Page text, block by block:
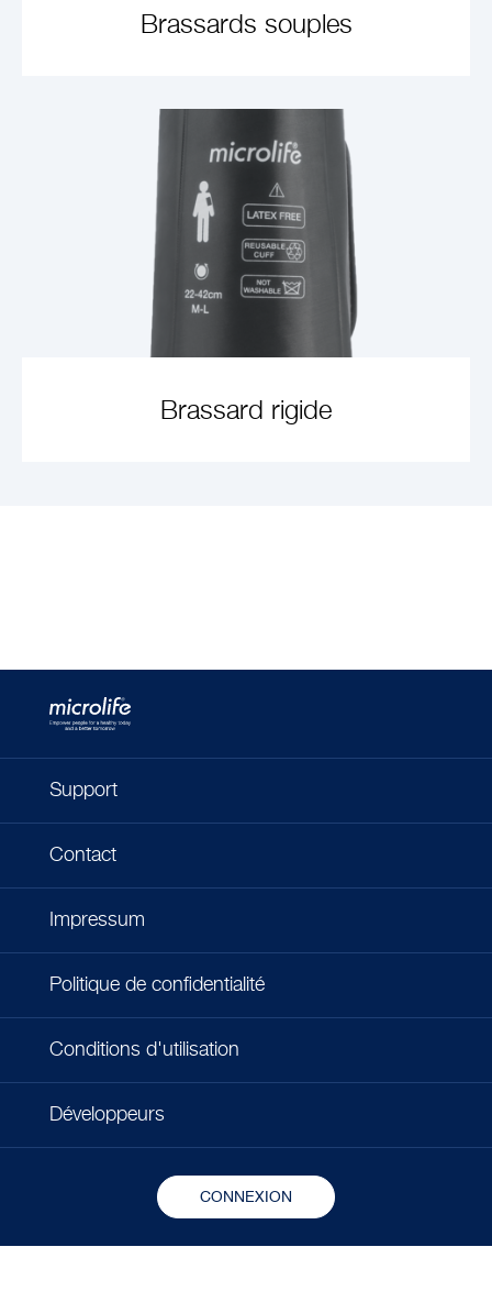
Brassards souples
Brassard rigide
VOIR L'ARTICLE
Support
Contact
Impressum
Politique de confidentialité
Conditions d'utilisation
Développeurs
CONNEXION